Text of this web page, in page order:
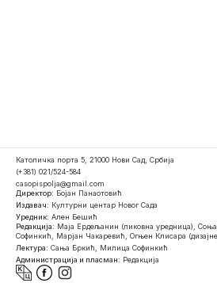
Католичка порта 5, 21000 Нови Сад, Србија
(+381) 021/524-584
casopispolja@gmail.com
Директор: Бојан Панаотовић
Издавач: Културни центар Новог Сада
Уредник: Ален Бешић
Редакција: Маја Ердељанин (ликовна уредница),
Софинкић, Марјан Чакаревић, Огњен Клисара
Лектура: Сања Бркић, Милица Софинкић
Администрација и пласман: Редакција